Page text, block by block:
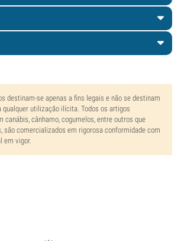
destinam-se apenas a fins legais e não se destinam
qualquer utilização ilícita. Todos os artigos
canábis, cânhamo, cogumelos, entre outros que
são comercializados em rigorosa conformidade com
em vigor.